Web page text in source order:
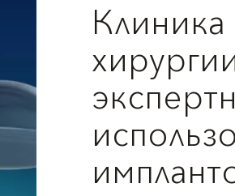
Клиника